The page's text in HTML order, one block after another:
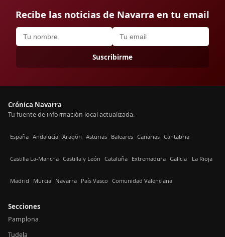
Recibe las noticias de Navarra en tu email
Suscribirme
Crónica Navarra
Tu fuente de información local actualizada.
España Andalucía Aragón Asturias Baleares Canarias Cantabria
Castilla La-Mancha Castilla y León Cataluña Extremadura Galicia La Rioja
Madrid Murcia Navarra País Vasco Comunidad Valenciana
Secciones
Pamplona
Tudela